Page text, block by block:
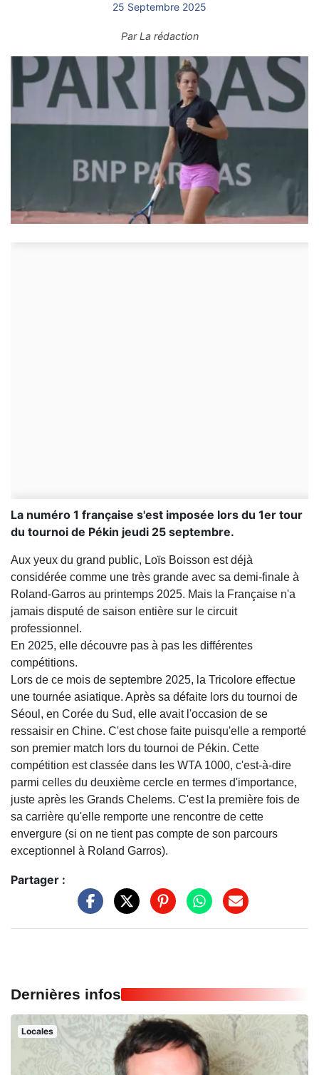
25 Septembre 2025
ParLa rédaction
La numéro 1 française s'est imposée lors du 1er tour
du tournoi de Pékin jeudi 25 septembre.
Aux yeux du grand public, Loïs Boisson est déjà
considérée comme une très grande avec sa demi-finale à
Roland-Garros au printemps 2025. Mais la Française n'a
jamais disputé de saison entière sur le circuit
professionnel.
En 2025, elle découvre pas à pas les différentes
compétitions.
Lors de ce mois de septembre 2025, la Tricolore effectue
une tournée asiatique. Après sa défaite lors du tournoi de
Séoul, en Corée du Sud, elle avait l'occasion de se
ressaisir en Chine. C'est chose faite puisqu'elle a remporté
son premier match lors du tournoi de Pékin. Cette
compétition est classée dans les WTA 1000, c'est-à-dire
parmi celles du deuxième cercle en termes d'importance,
juste après les Grands Chelems. C'est la première fois de
sa carrière qu'elle remporte une rencontre de cette
envergure (si on ne tient pas compte de son parcours
exceptionnel à Roland Garros).
Partager :
Dernières infos
Locales